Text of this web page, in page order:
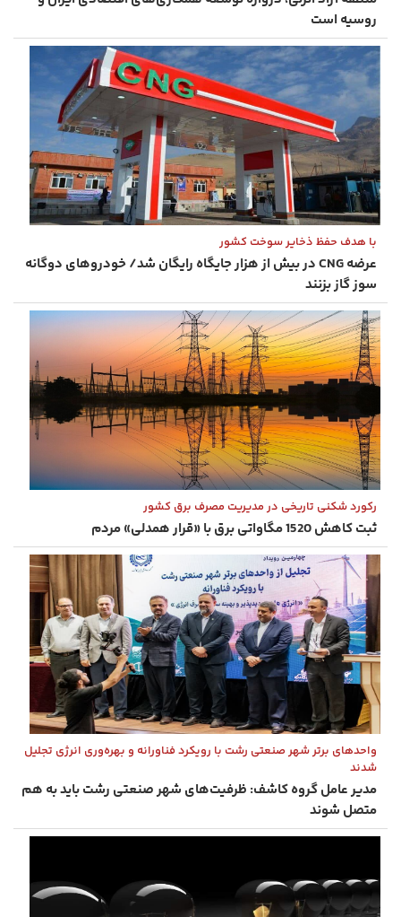
روسیه است
با هدف حفظ ذخایر سوخت کشور
عرضه CNG در بیش از هزار جایگاه رایگان شد/ خودروهای دوگانه
‌سوز گاز بزنند
رکورد شکنی تاریخی در مدیریت مصرف برق کشور
ثبت کاهش 1520 مگاواتی برق با «قرار همدلی» مردم
واحدهای برتر شهر صنعتی رشت با رویکرد فناورانه و بهره‌وری انرژی تجلیل
شدند
مدیر عامل گروه کاشف: ظرفیت‌های شهر صنعتی رشت باید به هم
متصل شوند